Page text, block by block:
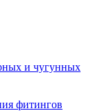
и чугунных
фитингов